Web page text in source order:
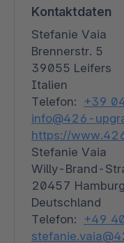
Kontaktdaten
Stefanie Vaia
Brennerstr. 5
39055 Leifers
Italien
Telefon: +39
info@426-
https://
Stefanie Vaia
Willy-Brand-
20457 Hamburg
Deutschland
Telefon: +49